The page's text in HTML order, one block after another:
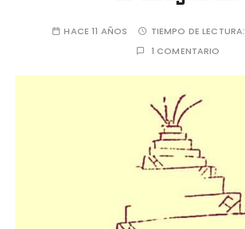
HACE 11 AÑOS TIEMPO DE LECTURA:
1 COMENTARIO